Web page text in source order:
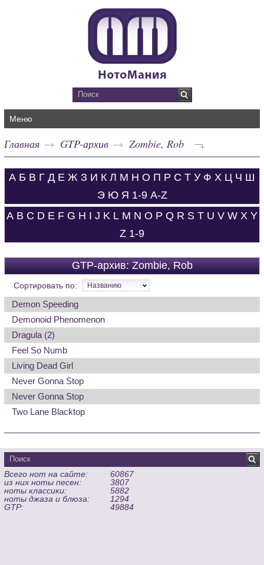
Меню
Главная GTP-архив Zombie, Rob
А Б В Г Д Е Ж З И К Л М Н О П Р С Т У Ф Х Ц Ч Ш
Э Ю Я 1-9 A-Z
A B C D E F G H I J K L M N O P Q R S T U V W X Y
Z 1-9
GTP-архив: Zombie, Rob
Сортировать по: Названию
Demon Speeding
Demonoid Phenomenon
Dragula (2)
Feel So Numb
Living Dead Girl
Never Gonna Stop
Never Gonna Stop
Two Lane Blacktop
Всего нот на сайте:
60867
из них ноты песен:
3807
ноты классики:
5882
ноты джаза и блюза:
1294
GTP:
49884